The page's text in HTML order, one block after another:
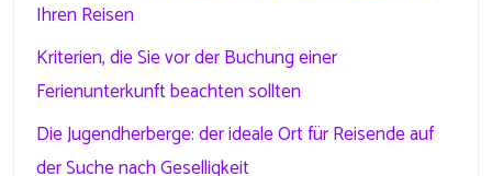
Ihren Reisen
Kriterien, die Sie vor der Buchung einer
Ferienunterkunft beachten sollten
Die Jugendherberge: der ideale Ort für Reisende auf
der Suche nach Geselligkeit